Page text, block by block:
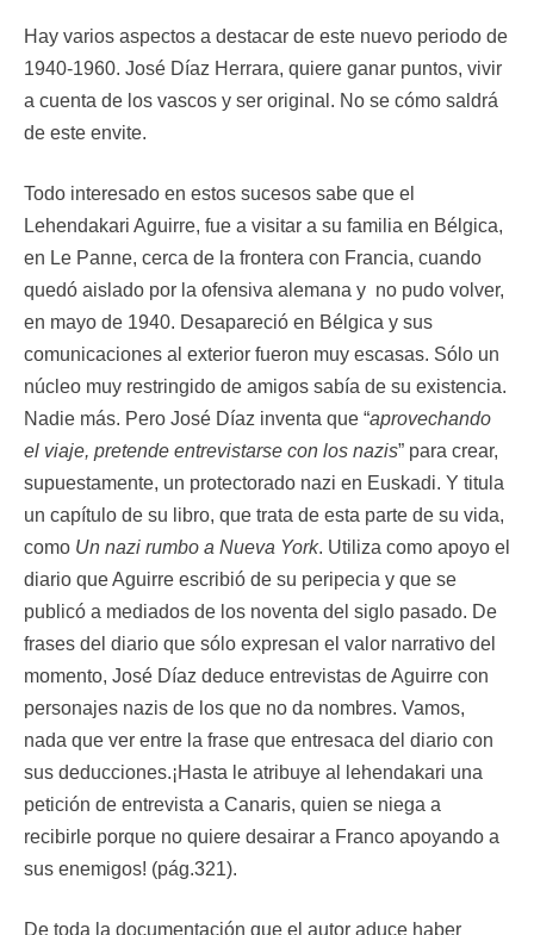
Hay varios aspectos a destacar de este nuevo periodo de
1940-1960. José Díaz Herrara, quiere ganar puntos, vivir
a cuenta de los vascos y ser original. No se cómo saldrá
de este envite.
Todo interesado en estos sucesos sabe que el
Lehendakari Aguirre, fue a visitar a su familia en Bélgica,
en Le Panne, cerca de la frontera con Francia, cuando
quedó aislado por la ofensiva alemana y no pudo volver,
en mayo de 1940. Desapareció en Bélgica y sus
comunicaciones al exterior fueron muy escasas. Sólo un
núcleo muy restringido de amigos sabía de su existencia.
Nadie más. Pero José Díaz inventa que “aprovechando
el viaje, pretende entrevistarse con los nazis” para crear,
supuestamente, un protectorado nazi en Euskadi. Y titula
un capítulo de su libro, que trata de esta parte de su vida,
como Un nazi rumbo a Nueva York. Utiliza como apoyo el
diario que Aguirre escribió de su peripecia y que se
publicó a mediados de los noventa del siglo pasado. De
frases del diario que sólo expresan el valor narrativo del
momento, José Díaz deduce entrevistas de Aguirre con
personajes nazis de los que no da nombres. Vamos,
nada que ver entre la frase que entresaca del diario con
sus deducciones.¡Hasta le atribuye al lehendakari una
petición de entrevista a Canaris, quien se niega a
recibirle porque no quiere desairar a Franco apoyando a
sus enemigos! (pág.321).
De toda la documentación que el autor aduce haber